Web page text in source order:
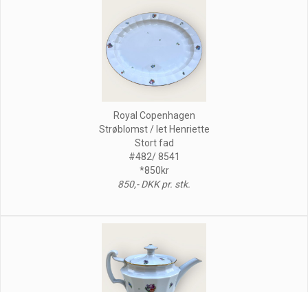
Royal Copenhagen
Strøblomst / let Henriette
Stort fad
#482/ 8541
*850kr
850,- DKK pr. stk.